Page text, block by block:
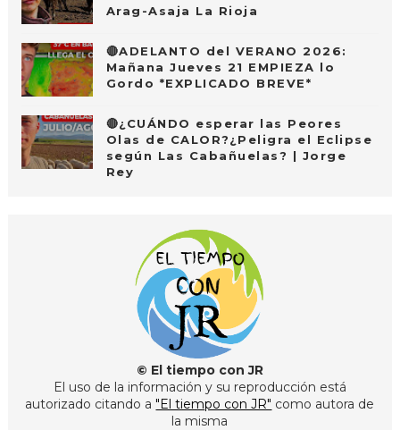
Arag-Asaja La Rioja
🔴ADELANTO del VERANO 2026:
Mañana Jueves 21 EMPIEZA lo
Gordo *EXPLICADO BREVE*
🔴¿CUÁNDO esperar las Peores
Olas de CALOR?¿Peligra el Eclipse
según Las Cabañuelas? | Jorge
Rey
© El tiempo con JR
El uso de la información y su reproducción está
autorizado citando a "El tiempo con JR" como autora de
la misma